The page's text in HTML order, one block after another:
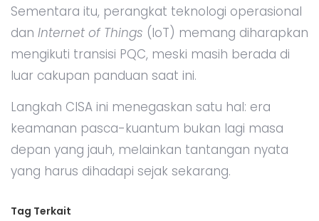
Sementara itu, perangkat teknologi operasional
dan Internet of Things (IoT) memang diharapkan
mengikuti transisi PQC, meski masih berada di
luar cakupan panduan saat ini.
Langkah CISA ini menegaskan satu hal: era
keamanan pasca-kuantum bukan lagi masa
depan yang jauh, melainkan tantangan nyata
yang harus dihadapi sejak sekarang.
Tag Terkait